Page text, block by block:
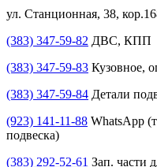
ул. Станционная, 38,
(383) 347-59-82 ДВС, КПП
(383) 347-59-83 Кузовное,
(383) 347-59-84 Детали
(923) 141-11-88 WhatsApp
подвеска)
(383) 292-52-61 Зап. части